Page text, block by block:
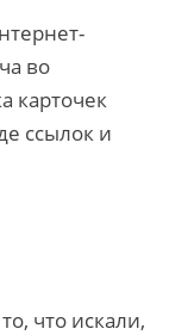
во
карточек
ссылок и
что искали,